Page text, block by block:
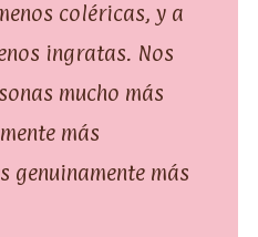
coléricas, y a
ingratas. Nos
mucho más
más
genuinamente más